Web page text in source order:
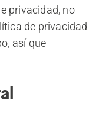
privacidad, no
de privacidad
así que